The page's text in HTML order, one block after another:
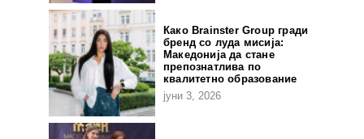
Како Brainster Group гради
бренд со луда мисија:
Македонија да стане
препознатлива по
квалитетно образование
јуни 3, 2026